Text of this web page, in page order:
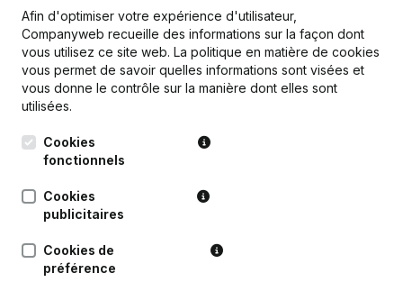
Questions fréquemment posées
De La Famille Broqueville?
Quel est l'identifiant PEPPOL de Association De
La Famille Broqueville?
Quand la société Association De La Famille
Afin d'optimiser votre expérience d'utilisateur,
Companyweb recueille des informations sur la façon dont
vous utilisez ce site web. La politique en matière de cookies
vous permet de savoir quelles informations sont visées et
vous donne le contrôle sur la manière dont elles sont
utilisées.
Cookies
fonctionnels
Cookies
publicitaires
Cookies de
préférence